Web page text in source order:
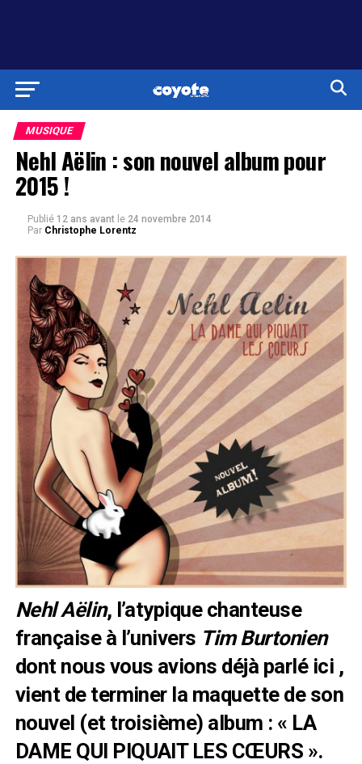
MUSIQUE
Nehl Aëlin : son nouvel album pour
2015 !
Publié 12 ans avant le 24 novembre 2014
Par Christophe Lorentz
Nehl Aëlin, l’atypique chanteuse
française à l’univers Tim Burtonien
dont nous vous avions déjà parlé ici ,
vient de terminer la maquette de son
nouvel (et troisième) album : « LA
DAME QUI PIQUAIT LES CŒURS ».